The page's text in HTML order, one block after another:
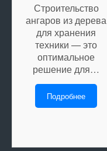
Строительство
ангаров из дерева
для хранения
техники — это
оптимальное
решение для…
Подробнее